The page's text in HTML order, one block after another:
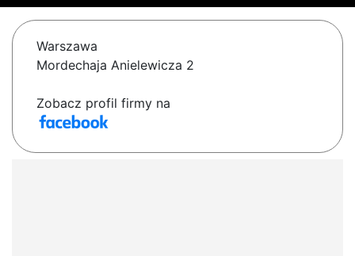
Warszawa
Mordechaja Anielewicza 2
Zobacz profil firmy na